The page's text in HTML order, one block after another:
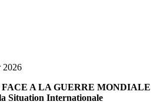
2026
A LA GUERRE MONDIALE
Situation Internationale